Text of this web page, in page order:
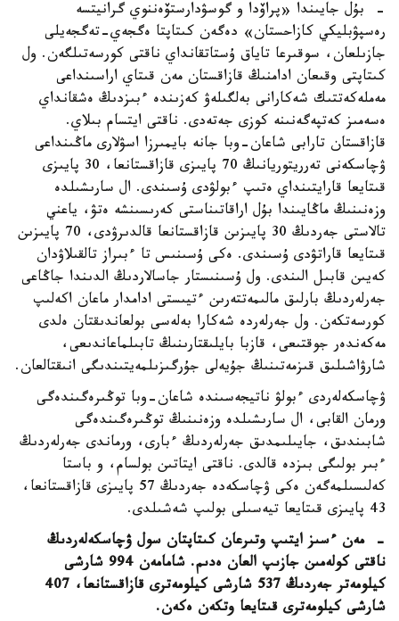
- بۇل جايىندا «پراۆدا و گوسۋدارستۆەننوي گرانيتسە
رەسپۋبليكي كازاحستان» دەگەن كىتاپتا ەگجەي-تەگجەيلى
جازىلعان، سوقىرعا تاياق ۇستاتقانداي ناقتى كورسەتىلگەن. ول
كىتاپتى وقىعان ادامنىڭ قازاقستان مەن قىتاي اراسىنداعى
مەملەكەتتىك شەكارانى بەلگىلەۋ كەزىندە ءبىزدىڭ ەشقانداي
ەسەمىز كەتپەگەنىنە كوزى جەتەدى. ناقتى ايتسام بىلاي.
قازاقستان تارابى شاعان-وبا جانە بايمىرزا اسۋلارى ماڭىنداعى
ۋچاسكەنى تەرريتوريانىڭ 70 پايىزى قازاقستانعا، 30 پايىزى
قىتايعا قارايتىنداي ەتىپ ءبولۋدى ۇسىندى. ال سارىشىلدە
وزەنىنىڭ ماڭايىندا بۇل اراقاتىناستى كەرىسىنشە ەتۋ، ياعني
تالاستى جەردىڭ 30 پايىزىن قازاقستانعا قالدىرۋدى، 70 پايىزىن
قىتايعا قاراتۋدى ۇسىندى. ەكى ۇسىنىس تا ءبىراز تالقىلاۋدان
كەيىن قابىل الىندى. ول ۇسىنىستار جاسالاردىڭ الدىندا جاڭاعى
جەرلەردىڭ بارلىق مالىمەتتەرىن ءتيىستى ادامدار ماعان اكەلىپ
كورسەتكەن. ول جەرلەردە شەكارا بەلەسى بولعاندىقتان ەلدى
مەكەندەر جوقتىعى، قازبا بايلىقتارىنىڭ تابىلماعاندىعى،
شارۋاشىلىق قىزمەتىنىڭ جۇيەلى جۇرگىزىلمەيتىندىگى انىقتالعان.
ۋچاسكەلەردى ءبولۋ ناتيجەسىندە شاعان-وبا توڭىرەگىندەگى
ورمان القابى، ال سارىشىلدە وزەنىنىڭ توڭىرەگىندەگى
شابىندىق، جايىلىمدىق جەرلەردىڭ ءبارى، ورماندى جەرلەردىڭ
ءبىر بولىگى بىزدە قالدى. ناقتى ايتاتىن بولسام، و باستا
كەلىسىلمەگەن ەكى ۋچاسكەدە جەردىڭ 57 پايىزى قازاقستانعا،
43 پايىزى قىتايعا تيەسىلى بولىپ شەشىلدى.
- مەن ءسىز ايتىپ وتىرعان كىتاپتان سول ۋچاسكەلەردىڭ
ناقتى كولەمىن جازىپ العان ەدىم. شامامەن 994 شارشى
كيلومەتر جەردىڭ 537 شارشى كيلومەترى قازاقستانعا، 407
شارشى كيلومەترى قىتايعا وتكەن ەكەن.